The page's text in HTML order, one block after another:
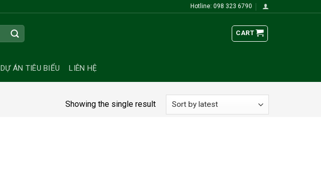
Hotline: 098 323 6790
CART
DỰ ÁN TIÊU BIỂU LIÊN HỆ
Showing the single result